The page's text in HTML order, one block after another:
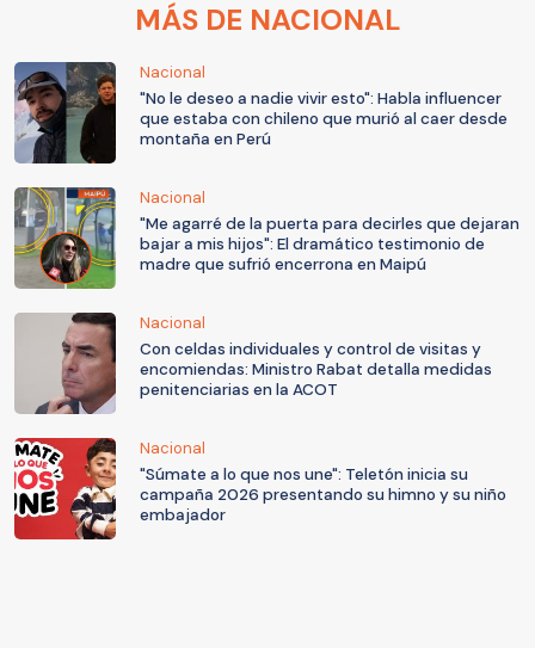
MÁS DE NACIONAL
Nacional
"No le deseo a nadie vivir esto": Habla influencer
que estaba con chileno que murió al caer desde
montaña en Perú
Nacional
"Me agarré de la puerta para decirles que dejaran
bajar a mis hijos": El dramático testimonio de
madre que sufrió encerrona en Maipú
Nacional
Con celdas individuales y control de visitas y
encomiendas: Ministro Rabat detalla medidas
penitenciarias en la ACOT
Nacional
"Súmate a lo que nos une": Teletón inicia su
campaña 2026 presentando su himno y su niño
embajador